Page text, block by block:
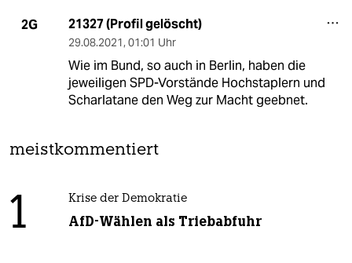
2G 21327 (Profil gelöscht)
29.08.2021, 01:01 Uhr
Wie im Bund, so auch in Berlin, haben die
jeweiligen SPD-Vorstände Hochstaplern und
Scharlatane den Weg zur Macht geebnet.
meistkommentiert
1 Krise der Demokratie
AfD-Wählen als Triebabfuhr